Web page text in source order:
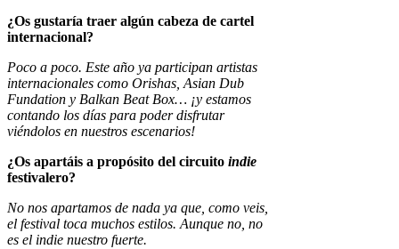
¿Os gustaría traer algún cabeza de cartel
internacional?
Poco a poco. Este año ya participan artistas
internacionales como Orishas, Asian Dub
Fundation y Balkan Beat Box… ¡y estamos
contando los días para poder disfrutar
viéndolos en nuestros escenarios!
¿Os apartáis a propósito del circuito indie
festivalero?
No nos apartamos de nada ya que, como veis,
el festival toca muchos estilos. Aunque no, no
es el indie nuestro fuerte.